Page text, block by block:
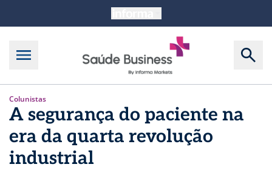
Colunistas
A segurança do paciente na
era da quarta revolução
industrial